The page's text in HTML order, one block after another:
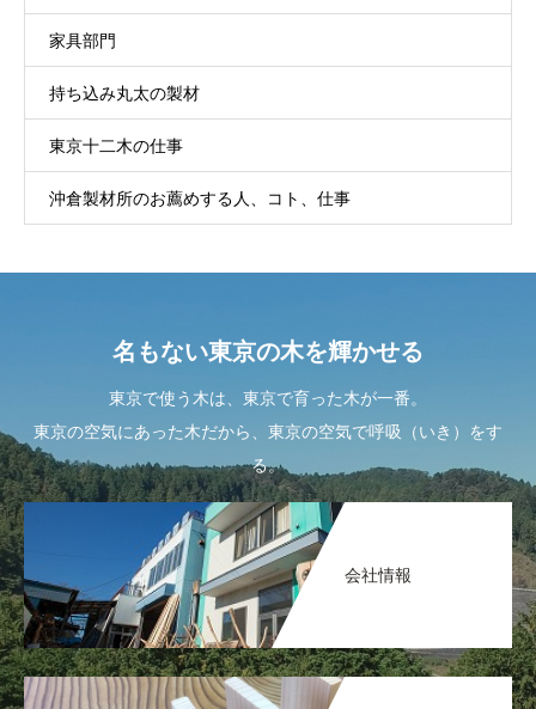
家具部門
持ち込み丸太の製材
東京十二木の仕事
沖倉製材所のお薦めする人、コト、仕事
名もない東京の木を輝かせる
東京で使う木は、東京で育った木が一番。
東京の空気にあった木だから、東京の空気で呼吸（いき）をす
る。
会社情報